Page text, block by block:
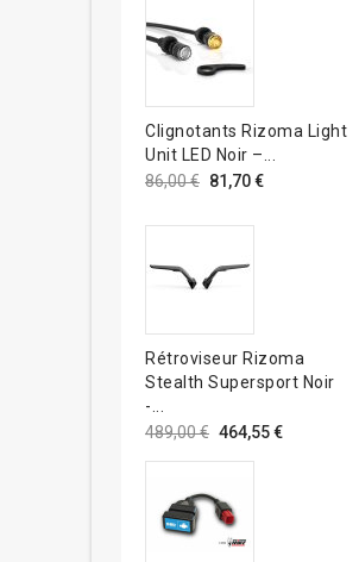
Clignotants Rizoma Light
Unit LED Noir –...
86,00 € 81,70 €
Rétroviseur Rizoma
Stealth Supersport Noir
-...
489,00 € 464,55 €